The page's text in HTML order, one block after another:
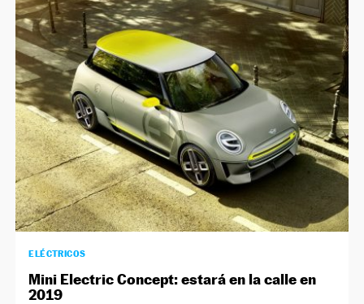
ELÉCTRICOS
Mini Electric Concept: estará en la calle en
2019